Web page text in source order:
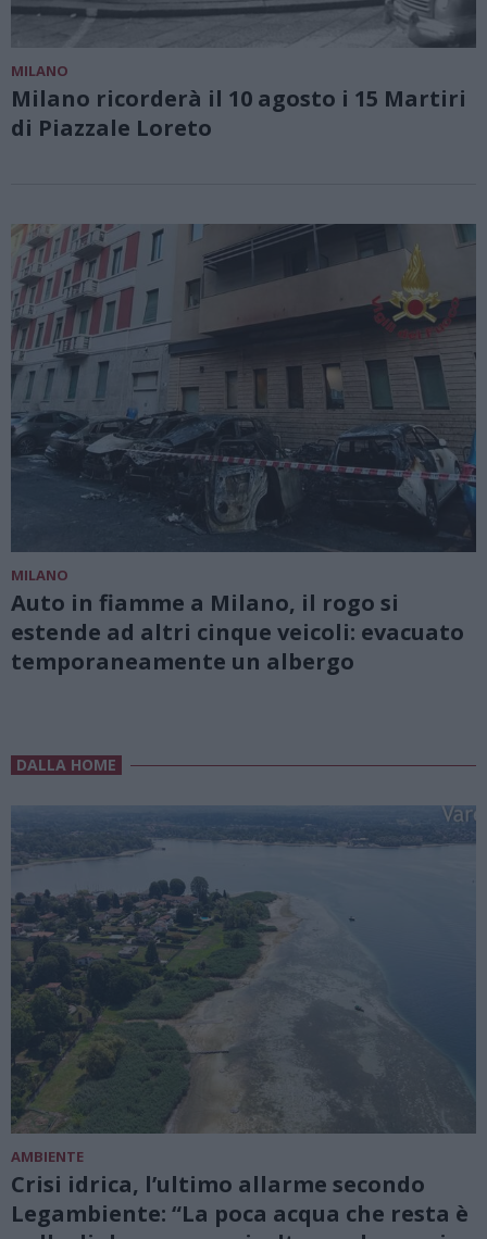
MILANO
Milano ricorderà il 10 agosto i 15 Martiri
di Piazzale Loreto
MILANO
Auto in fiamme a Milano, il rogo si
estende ad altri cinque veicoli: evacuato
temporaneamente un albergo
DALLA HOME
AMBIENTE
Crisi idrica, l’ultimo allarme secondo
Legambiente: “La poca acqua che resta è